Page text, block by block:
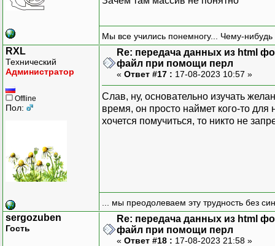
Мы все учились понемногу... Чему-нибудь
RXL
Технический
Администратор
Offline
Пол:
Re: передача данных из html
файл при помощи перл
« Ответ #17 : 17-08-2023 10:57 »
Слав, ну, основательно изучать
время, он просто наймет кого-то
хочется помучиться, то никто не
... мы преодолеваем эту трудность без
sergozuben
Гость
Re: передача данных из html
файл при помощи перл
« Ответ #18 : 17-08-2023 21:58 »